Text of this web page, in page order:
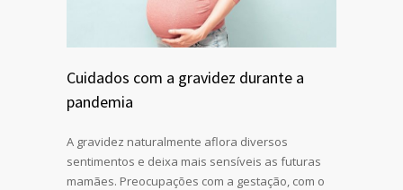
Cuidados com a gravidez durante a
pandemia
A gravidez naturalmente aflora diversos
sentimentos e deixa mais sensíveis as futuras
mamães. Preocupações com a gestação, com o